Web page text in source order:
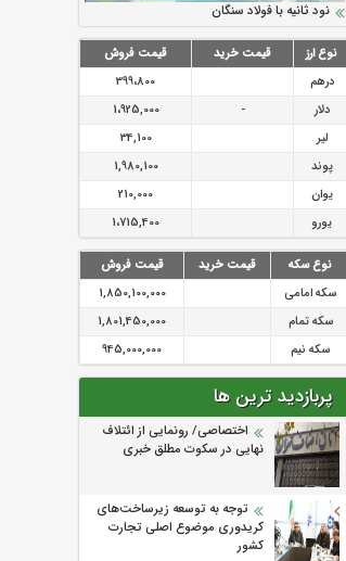
ارزش سهام عدالت بالا رفت
سرمایه بیمه کوثر به ۴ همت می‌رسد
نود ثانیه با فولاد سنگان
تقدیر دبیرکل سندیکای بیمه گران ایران از
اقدامات مدیرعامل بیمه رازی
توصیه های رئیس پلیس فتا به مشتریان بانک
ها در مورد پیشگیری از سرقت های مجازی
نوع ارز قیمت خرید
قیمت فروش
درهم
399،800
دلار
-
1،925,000
لیر
34,100
پوند
1,980,100
یوان
210,000
یورو
1،715,400
نوع سکه قیمت خرید
قیمت فروش
سکه امامی
1,850,100,000
سکه تمام
1,801,450,000
سکه نیم
945,000,000
پربازدید ترین ها
اختصاصی/ رونمایی از ائتلاف‌
نهایی در سکوت مطلق خبری
توجه به توسعه زیرساخت‌های
کریدوری موضوع اصلی تجارت
کشور